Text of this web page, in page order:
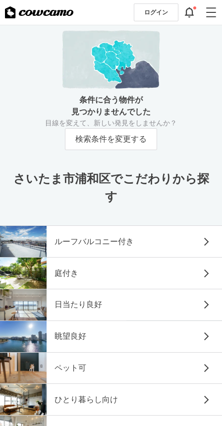
ログイン
条件に合う物件が
見つかりませんでした
目線を変えて、新しい発見をしませんか？
検索条件を変更する
さいたま市浦和区でこだわりから探
す
ルーフバルコニー付き
庭付き
日当たり良好
眺望良好
ペット可
ひとり暮らし向け